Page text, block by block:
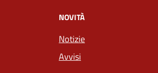
NOVITÀ
Notizie
Avvisi